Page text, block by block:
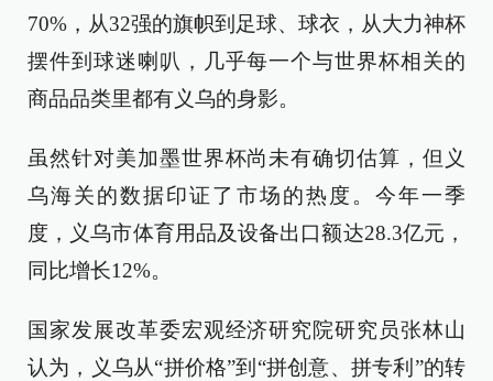
70%，从32强的旗帜到足球、球衣，从大力神杯
摆件到球迷喇叭，几乎每一个与世界杯相关的
商品品类里都有义乌的身影。
虽然针对美加墨世界杯尚未有确切估算，但义
乌海关的数据印证了市场的热度。今年一季
度，义乌市体育用品及设备出口额达28.3亿元，
同比增长12%。
国家发展改革委宏观经济研究院研究员张林山
认为，义乌从“拼价格”到“拼创意、拼专利”的转